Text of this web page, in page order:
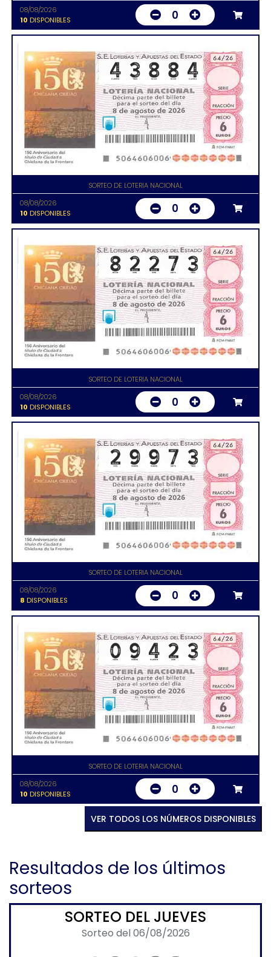
08/08/2026
10 DISPONIBLES 0
SORTEO DE LOTERIA NACIONAL
08/08/2026
10 DISPONIBLES 0
SORTEO DE LOTERIA NACIONAL
08/08/2026
10 DISPONIBLES 0
SORTEO DE LOTERIA NACIONAL
08/08/2026
8 DISPONIBLES 0
SORTEO DE LOTERIA NACIONAL
08/08/2026
10 DISPONIBLES 0
VER TODOS LOS NÚMEROS DISPONIBLES
Resultados de los últimos
sorteos
SORTEO DEL JUEVES
Sorteo del 06/08/2026